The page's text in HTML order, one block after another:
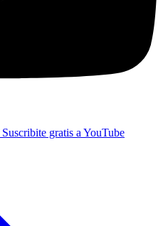
Suscribite gratis a YouTube